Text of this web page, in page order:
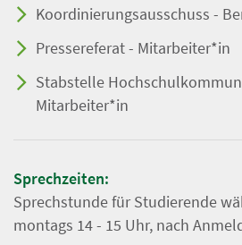
Koordinierungsausschuss -
Pressereferat - Mitarbeiter*in
Stabstelle
Mitarbeiter*in
Sprechzeiten:
Sprechstunde für Studierende
montags 14 - 15 Uhr, nach